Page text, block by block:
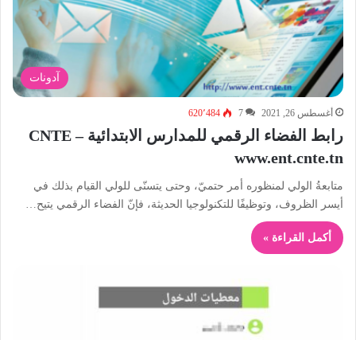
آدونات
أغسطس 26, 2021 7 620٬484
رابط الفضاء الرقمي للمدارس الابتدائية – CNTE
www.ent.cnte.tn
متابعةُ الولي لمنظوره أمر حتميّ، وحتى يتسنّى للولي القيام بذلك في
أيسر الظروف، وتوظيفًا للتكنولوجيا الحديثة، فإنّ الفضاء الرقمي يتيح…
أكمل القراءة »